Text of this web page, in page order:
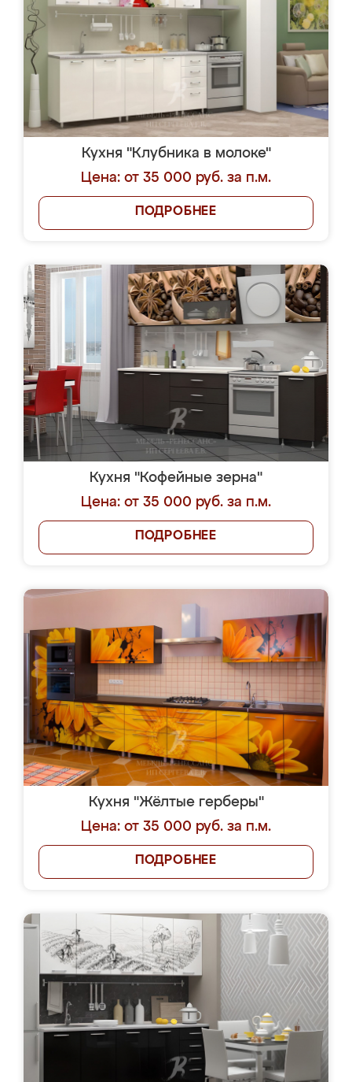
Кухня "Клубника в молоке"
Цена: от 35 000 руб. за п.м.
ПОДРОБНЕЕ
Кухня "Кофейные зерна"
Цена: от 35 000 руб. за п.м.
ПОДРОБНЕЕ
Кухня "Жёлтые герберы"
Цена: от 35 000 руб. за п.м.
ПОДРОБНЕЕ